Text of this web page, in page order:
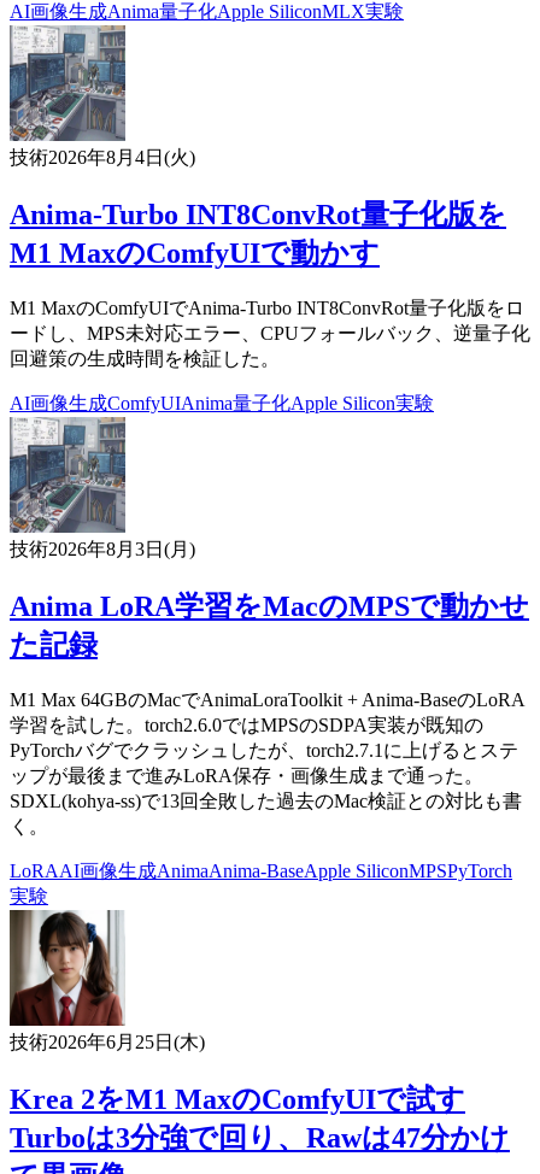
AI画像生成Anima量子化Apple SiliconMLX実験
技術2026年8月4日(火)
Anima-Turbo INT8ConvRot量子化版を
M1 MaxのComfyUIで動かす
M1 MaxのComfyUIでAnima-Turbo INT8ConvRot量子化版をロ
ードし、MPS未対応エラー、CPUフォールバック、逆量子化
回避策の生成時間を検証した。
AI画像生成ComfyUIAnima量子化Apple Silicon実験
技術2026年8月3日(月)
Anima LoRA学習をMacのMPSで動かせ
た記録
M1 Max 64GBのMacでAnimaLoraToolkit + Anima-BaseのLoRA
学習を試した。torch2.6.0ではMPSのSDPA実装が既知の
PyTorchバグでクラッシュしたが、torch2.7.1に上げるとステ
ップが最後まで進みLoRA保存・画像生成まで通った。
SDXL(kohya-ss)で13回全敗した過去のMac検証との対比も書
く。
LoRAAI画像生成AnimaAnima-BaseApple SiliconMPSPyTorch
実験
技術2026年6月25日(木)
Krea 2をM1 MaxのComfyUIで試す
Turboは3分強で回り、Rawは47分かけ